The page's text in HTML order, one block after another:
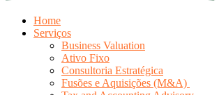
Home
Serviços
Business Valuation
Ativo Fixo
Consultoria Estratégica
Fusões e Aquisições (M&A)